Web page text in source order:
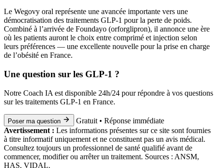
Le Wegovy oral représente une avancée importante vers une
démocratisation des traitements GLP-1 pour la perte de poids.
Combiné à l’arrivée de Foundayo (orforglipron), il annonce une ère
où les patients auront le choix entre comprimé et injection selon
leurs préférences — une excellente nouvelle pour la prise en charge
de l’obésité en France.
Une question sur les GLP-1 ?
Notre Coach IA est disponible 24h/24 pour répondre à vos questions
sur les traitements GLP-1 en France.
Poser ma question
Gratuit • Réponse immédiate
Avertissement : Les informations présentes sur ce site sont fournies
à titre informatif uniquement et ne constituent pas un avis médical.
Consultez toujours un professionnel de santé qualifié avant de
commencer, modifier ou arrêter un traitement. Sources : ANSM,
HAS, VIDAL.